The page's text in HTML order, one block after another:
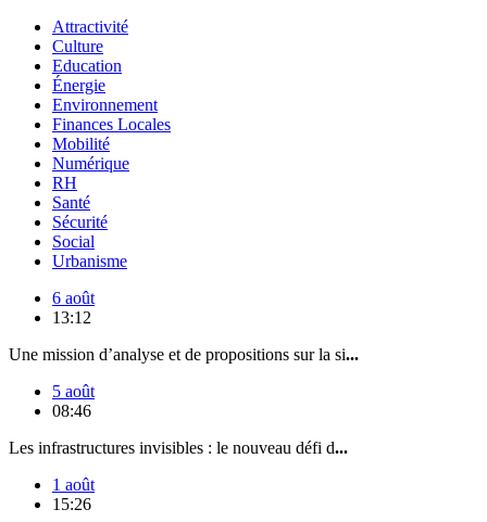
Attractivité
Culture
Education
Énergie
Environnement
Finances Locales
Mobilité
Numérique
RH
Santé
Sécurité
Social
Urbanisme
6 août
13:12
Une mission d’analyse et de propositions sur la si...
5 août
08:46
Les infrastructures invisibles : le nouveau défi d...
1 août
15:26